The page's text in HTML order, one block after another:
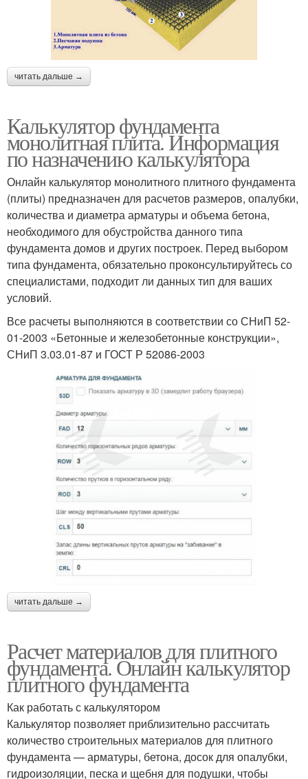
читать дальше →
Калькулятор фундамента
монолитная плита. Информация
по назначению калькулятора
Онлайн калькулятор монолитного плитного фундамента
(плиты) предназначен для расчетов размеров, опалубки,
количества и диаметра арматуры и объема бетона,
необходимого для обустройства данного типа
фундамента домов и других построек. Перед выбором
типа фундамента, обязательно проконсультируйтесь со
специалистами, подходит ли данных тип для ваших
условий.
Все расчеты выполняются в соответствии со СНиП 52-
01-2003 «Бетонные и железобетонные конструкции»,
СНиП 3.03.01-87 и ГОСТ Р 52086-2003
читать дальше →
Расчет материалов для плитного
фундамента. Онлайн калькулятор
плитного фундамента
Как работать с калькулятором
Калькулятор позволяет приблизительно рассчитать
количество строительных материалов для плитного
фундамента — арматуры, бетона, досок для опалубки,
гидроизоляции, песка и щебня для подушки, чтобы